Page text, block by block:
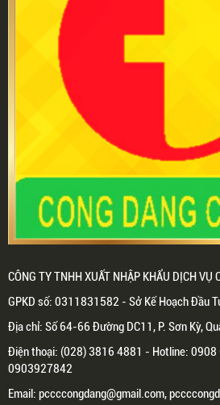
CÔNG TY TNHH XUẤT NHẬP KHẨU DỊCH VỤ
GPKD số: 0311831582 - Sở Kế Hoạch Đầu
Địa chỉ: Số 64-66 Đường DC11, P. Sơn Kỳ,
Điện thoại: (028) 3816 4881 - Hotline:
0903927842
Email: pccccongdang@gmail.com,